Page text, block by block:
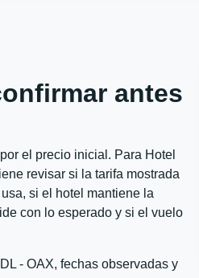
antes
el precio inicial. Para Hotel
revisar si la tarifa mostrada
si el hotel mantiene la
con lo esperado y si el vuelo
- OAX, fechas observadas y